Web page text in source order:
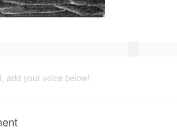
add your voice below!